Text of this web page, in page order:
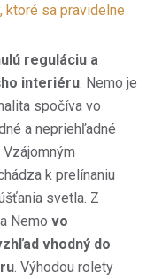
ktoré sa pravidelne
reguláciu a
interiéru. Nemo je
spočíva vo
a nepriehľadné
k prelínaniu
svetla. Z
Nemo vo
vhodný do
. Výhodou rolety